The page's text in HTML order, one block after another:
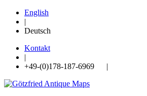
English
|
Deutsch
Kontakt
|
+49-(0)178-187-6969 |